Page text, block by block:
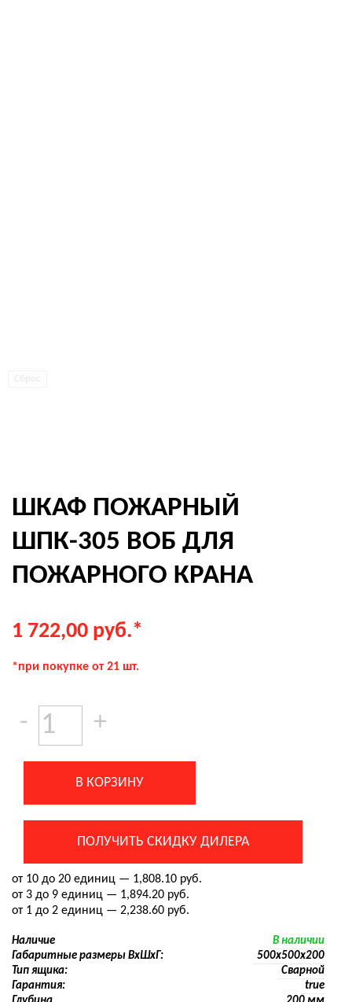
ШКАФ ПОЖАРНЫЙ
ШПК-305 ВОБ ДЛЯ
ПОЖАРНОГО КРАНА
1 722,00 руб.*
*при покупке от 21 шт.
-
Количество
товара
Шкаф
пожарный
ШПК-305
для
пожарного
+
В КОРЗИНУ
ПОЛУЧИТЬ СКИДКУ ДИЛЕРА
от 10 до 20 единиц — 1,808.10 руб.
от 3 до 9 единиц — 1,894.20 руб.
от 1 до 2 единиц — 2,238.60 руб.
Наличие
В наличии
Габаритные размеры ВхШхГ:
500х500х200
Тип ящика:
Сварной
Гарантия:
true